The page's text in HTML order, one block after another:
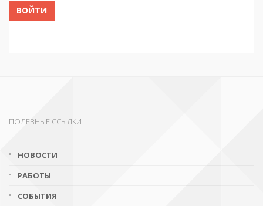
ВОЙТИ
ПОЛЕЗНЫЕ ССЫЛКИ
НОВОСТИ
РАБОТЫ
СОБЫТИЯ